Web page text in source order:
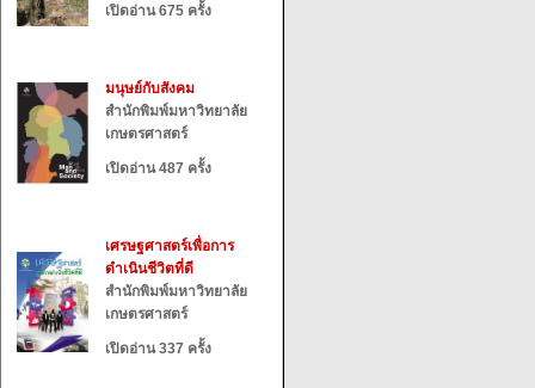
เปิดอ่าน 675 ครั้ง
มนุษย์กับสังคม
สำนักพิมพ์มหาวิทยาลัย
เกษตรศาสตร์
เปิดอ่าน 487 ครั้ง
เศรษฐศาสตร์เพื่อการ
ดำเนินชีวิตที่ดี
สำนักพิมพ์มหาวิทยาลัย
เกษตรศาสตร์
เปิดอ่าน 337 ครั้ง